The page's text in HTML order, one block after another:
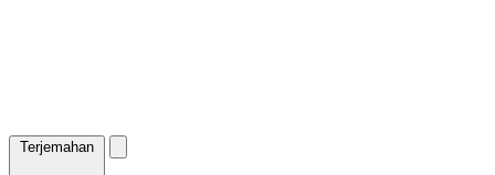
Terjemahan